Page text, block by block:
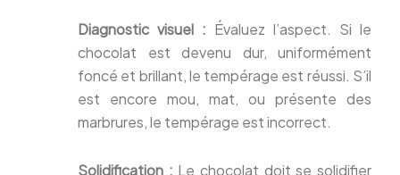
Diagnostic visuel : Évaluez l’aspect. Si le
chocolat est devenu dur, uniformément
foncé et brillant, le tempérage est réussi. S’il
est encore mou, mat, ou présente des
marbrures, le tempérage est incorrect.
Solidification : Le chocolat doit se solidifier